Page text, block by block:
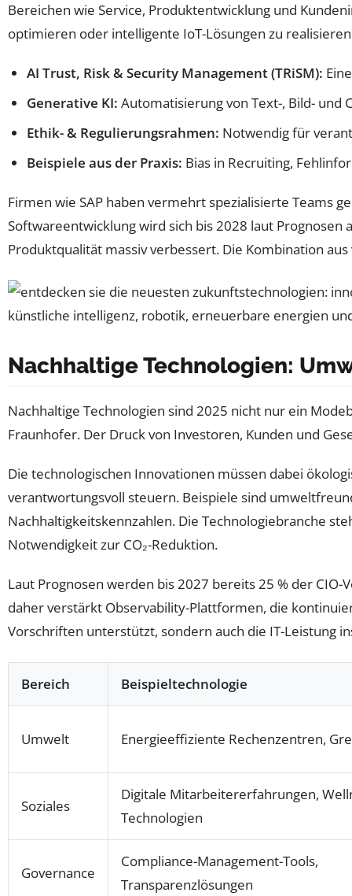
Bereichen wie Service, Produktentwicklung und
optimieren oder intelligente IoT-Lösungen zu
AI Trust, Risk & Security Management (TRiSM):
Generative KI: Automatisierung von Text-, Bild- und
Ethik- & Regulierungsrahmen: Notwendig für
Beispiele aus der Praxis: Bias in Recruiting,
Firmen wie SAP haben vermehrt spezialisierte Teams
Softwareentwicklung wird sich bis 2028 laut
Produktqualität massiv verbessert. Die Kombination
Nachhaltige Technologien:
Nachhaltige Technologien sind 2025 nicht nur ein
Fraunhofer. Der Druck von Investoren, Kunden und
Die technologischen Innovationen müssen dabei
verantwortungsvoll steuern. Beispiele sind
Nachhaltigkeitskennzahlen. Die Technologiebranche
Notwendigkeit zur CO₂-Reduktion.
Laut Prognosen werden bis 2027 bereits 25 % der
daher verstärkt Observability-Plattformen, die
Vorschriften unterstützt, sondern auch die IT-Leistung
Bereich Beispieltechnologie
Umwelt Energieeffiziente Rechenzentren,
Soziales
Digitale Mitarbeitererfahrungen,
Technologien
Governance
Compliance-Management-Tools,
Transparenzlösungen